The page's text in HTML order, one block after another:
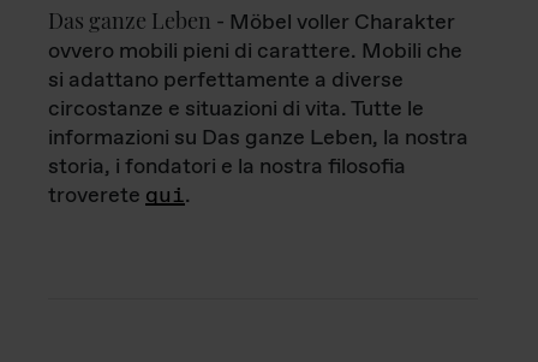
Das ganze Leben - Möbel voller Charakter
ovvero mobili pieni di carattere. Mobili che
si adattano perfettamente a diverse
circostanze e situazioni di vita. Tutte le
informazioni su Das ganze Leben, la nostra
storia, i fondatori e la nostra filosofia
troverete qui.